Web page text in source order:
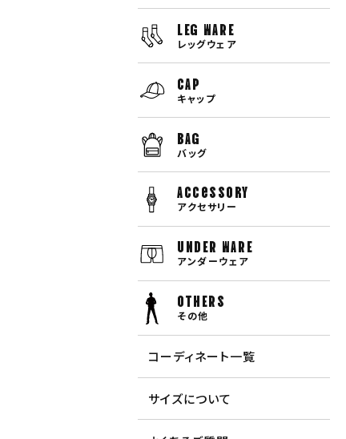
LEG WARE
レッグウェア
CAP
キャップ
BAG
バッグ
Accessory
アクセサリー
UNDER WARE
アンダーウェア
OTHERS
その他
コーディネート一覧
サイズについて